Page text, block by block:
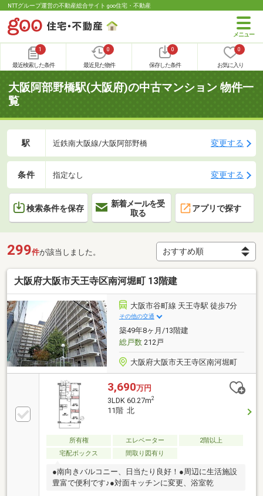
NTTグループ運営の不動産総合サイト goo住宅・不動産
1
最近検索した条件
0
最近見た物件
0
保存した条件
0
お気に入り
大阪阿部野橋駅(大阪府)の中古マンション 物件一
覧
駅 近鉄南大阪線/大阪阿部野橋 変更する
条件 指定なし 変更する
検索条件を保存
新着メールを受
取る
アプリで探す
299件が該当しました。
大阪府大阪市天王寺区南河堀町 13階建
大阪市谷町線 天王寺駅 徒歩7分
その他の交通
築49年8ヶ月/13階建
総戸数212戸
大阪府大阪市天王寺区南河堀町
3,690万円
3LDK 60.27m2
11階 北
所有権 エレベーター
2階以上
宅配ボックス
間取り図有り
●南向きバルコニー、日当たり良好！●周辺に生活施設
豊富で便利です♪●対面キッチンに変更、浴室乾